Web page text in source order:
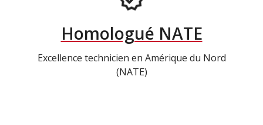
Homologué NATE
Excellence technicien en Amérique du Nord
(NATE)